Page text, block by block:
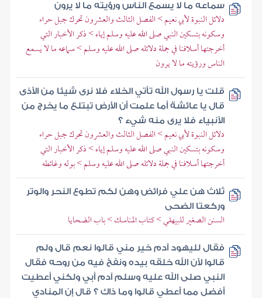
سماعه ما لا يسمع الناس ورؤيته ما لا يرون
دلائل النبوة لأبي نعيم > الفصل الثالث والعشرون تحرك جبل حراء
وسكونه بتسكين النبي صلى الله عليه وسلم إياه > ذكر الأخبار التي
أخرجتها أسلافنا في جملة دلائله صلى الله عليه وسلم > سماعه ما لا يسمع
الناس ورؤيته ما لا يرون
قلت يا رسول الله تأتي الخلاء فلا نرى شيئا من الأذى
قال يا عائشة أما علمت أن الأرض تبتلع ما يخرج من
الأنبياء فلا يرى منه شيء ؟
دلائل النبوة لأبي نعيم > الفصل الثالث والعشرون تحرك جبل حراء
وسكونه بتسكين النبي صلى الله عليه وسلم إياه > ذكر الأخبار التي
أخرجتها أسلافنا في جملة دلائله صلى الله عليه وسلم > بوله وغائطه
ثلاث هن علي فرائض وهن لكم تطوع النحر والوتر
وركعتا الضحى
السنن الصغير للبيهقي > كتاب المناسك > باب الضحايا
فقال لليهود آدم خير مني قالوا نعم قال ولم
قالوا لأن الله خلقه بيده ونفخ فيه من روحه فقال
النبي صلى الله عليه وسلم آدم أبي ولكني أعطيت
أفضل مما أعطي قالوا وما ذاك ؟ قال إن المنادي